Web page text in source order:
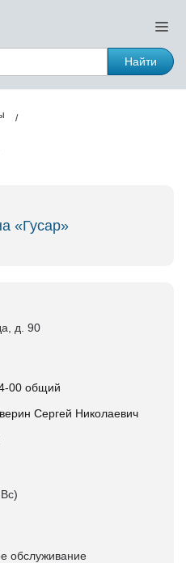
Найти
«Гусар»
д. 90
00 общий
Сергей Николаевич
обслуживание